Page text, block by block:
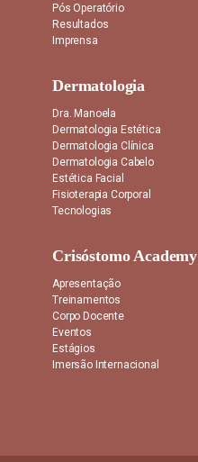
Pós Operatório
Resultados
Imprensa
Dermatologia
Dra. Manoela
Dermatologia Estética
Dermatologia Clínica
Dermatologia Cabelo
Estética Facial
Fisioterapia Corporal
Tecnologias
Crisóstomo Academy
Apresentação
Treinamentos
Corpo Docente
Eventos
Estágios
Imersão Internacional